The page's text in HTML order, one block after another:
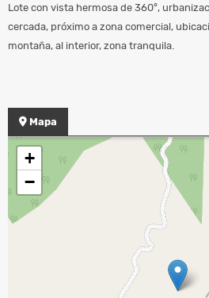
Lote con vista hermosa de 360°,
cercada, próximo a zona comercial,
montaña, al interior, zona tranquila.
Mapa
+
−